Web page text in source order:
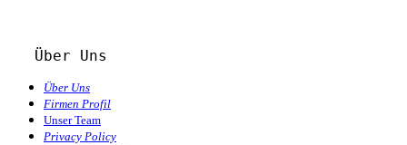
Über Uns
Über Uns
Firmen Profil
Unser Team
Privacy Policy